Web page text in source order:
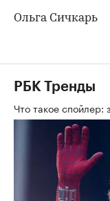
Ольга Сичкарь
РБК Тренды
Что такое спойлер: